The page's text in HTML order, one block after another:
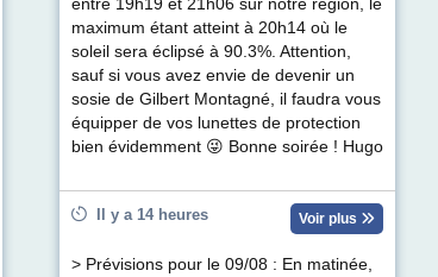
entre 19h19 et 21h06 sur notre région, le
maximum étant atteint à 20h14 où le
soleil sera éclipsé à 90.3%. Attention,
sauf si vous avez envie de devenir un
sosie de Gilbert Montagné, il faudra vous
équipper de vos lunettes de protection
bien évidemment 😜 Bonne soirée ! Hugo
Il y a 14 heures Voir plus
> Prévisions pour le 09/08 : En matinée,